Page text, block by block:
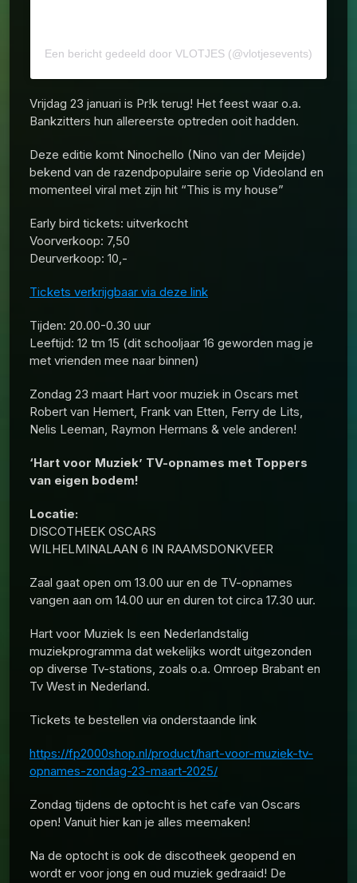
Een bericht gedeeld door VLOTJES (@vlotjesevents)
Vrijdag 23 januari is Pr!k terug! Het feest waar o.a.
Bankzitters hun allereerste optreden ooit hadden.
Deze editie komt Ninochello (Nino van der Meijde)
bekend van de razendpopulaire serie op Videoland en
momenteel viral met zijn hit “This is my house”
Early bird tickets: uitverkocht
Voorverkoop: 7,50
Deurverkoop: 10,-
Tickets verkrijgbaar via deze link
Tijden: 20.00-0.30 uur
Leeftijd: 12 tm 15 (dit schooljaar 16 geworden mag je
met vrienden mee naar binnen)
Zondag 23 maart Hart voor muziek in Oscars met
Robert van Hemert, Frank van Etten, Ferry de Lits,
Nelis Leeman, Raymon Hermans & vele anderen!
‘Hart voor Muziek’ TV-opnames met Toppers
van eigen bodem!
Locatie:
DISCOTHEEK OSCARS
WILHELMINALAAN 6 IN RAAMSDONKVEER
Zaal gaat open om 13.00 uur en de TV-opnames
vangen aan om 14.00 uur en duren tot circa 17.30 uur.
Hart voor Muziek Is een Nederlandstalig
muziekprogramma dat wekelijks wordt uitgezonden
op diverse Tv-stations, zoals o.a. Omroep Brabant en
Tv West in Nederland.
Tickets te bestellen via onderstaande link
https://fp2000shop.nl/product/hart-voor-muziek-tv-
opnames-zondag-23-maart-2025/
Zondag tijdens de optocht is het cafe van Oscars
open! Vanuit hier kan je alles meemaken!
Na de optocht is ook de discotheek geopend en
wordt er voor jong en oud muziek gedraaid! De